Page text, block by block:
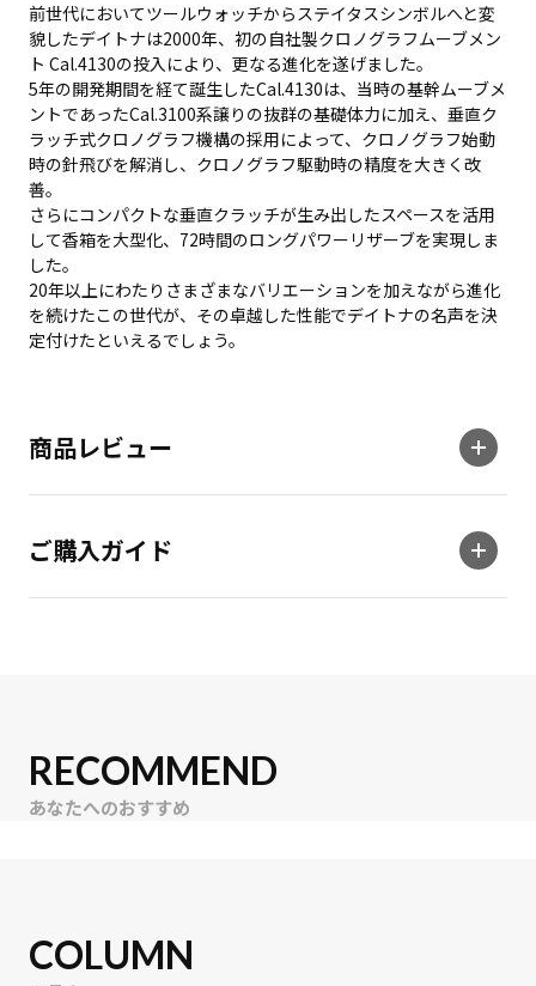
前世代においてツールウォッチからステイタスシンボルへと変
貌したデイトナは2000年、初の自社製クロノグラフムーブメン
ト Cal.4130の投入により、更なる進化を遂げました。
5年の開発期間を経て誕生したCal.4130は、当時の基幹ムーブメ
ントであったCal.3100系譲りの抜群の基礎体力に加え、垂直ク
ラッチ式クロノグラフ機構の採用によって、クロノグラフ始動
時の針飛びを解消し、クロノグラフ駆動時の精度を大きく改
善。
さらにコンパクトな垂直クラッチが生み出したスペースを活用
して香箱を大型化、72時間のロングパワーリザーブを実現しま
した。
20年以上にわたりさまざまなバリエーションを加えながら進化
を続けたこの世代が、その卓越した性能でデイトナの名声を決
定付けたといえるでしょう。
商品レビュー
ご購入ガイド
RECOMMEND
あなたへのおすすめ
COLUMN